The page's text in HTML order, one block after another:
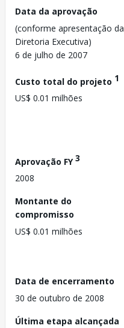
Data da aprovação
(conforme apresentação da
Diretoria Executiva)
6 de julho de 2007
Custo total do projeto 1
US$ 0.01 milhões
Aprovação FY3
2008
Montante do
compromisso
US$ 0.01 milhões
Data de encerramento
30 de outubro de 2008
Última etapa alcançada